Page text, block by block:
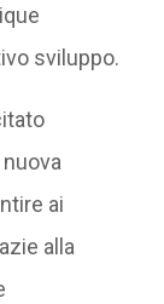
sviluppo.
ai
alla